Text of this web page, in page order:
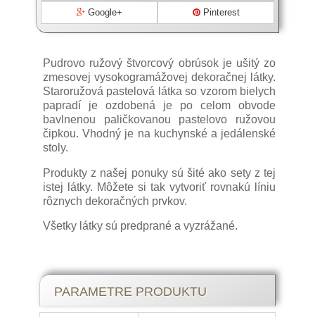
Google+ Pinterest
Pudrovo ružový štvorcový obrúsok je ušitý zo
zmesovej vysokogramážovej dekoračnej látky.
Staroružová pastelová látka so vzorom bielych
papradí je ozdobená je po celom obvode
bavlnenou paličkovanou pastelovo ružovou
čipkou. Vhodný je na kuchynské a jedálenské
stoly.
Produkty z našej ponuky sú šité ako sety z tej
istej látky. Môžete si tak vytvoriť rovnakú líniu
rôznych dekoračných prvkov.
Všetky látky sú predprané a vyzrážané.
Slávnostné a luxusné
prestierania.
PARAMETRE PRODUKTU